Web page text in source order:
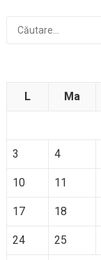
Caută
L
Ma
3 4
10 11
17 18
24 25